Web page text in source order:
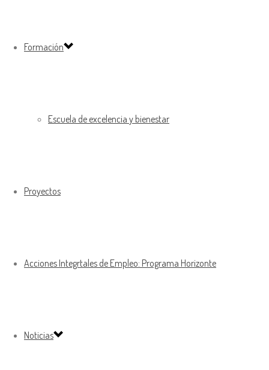
Formación
Escuela de excelencia y bienestar
Proyectos
Acciones Integrtales de Empleo: Programa Horizonte
Noticias